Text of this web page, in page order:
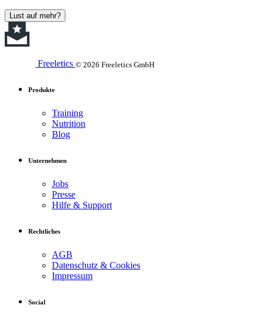
Lust auf mehr?
Freeletics © 2026 Freeletics GmbH
Produkte
Training
Nutrition
Blog
Unternehmen
Jobs
Presse
Hilfe & Support
Rechtliches
AGB
Datenschutz & Cookies
Impressum
Social